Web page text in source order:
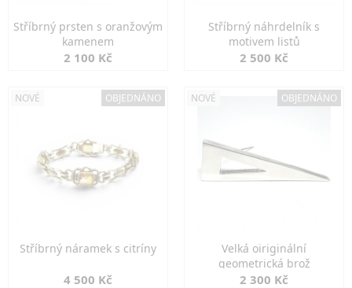
Stříbrný prsten s oranžovým
kamenem
2 100 Kč
Stříbrný náhrdelník s
motivem listů
2 500 Kč
NOVÉ OBJEDNÁNO
Stříbrný náramek s citríny
4 500 Kč
NOVÉ OBJEDNÁNO
Velká oiriginální
geometrická brož
2 300 Kč